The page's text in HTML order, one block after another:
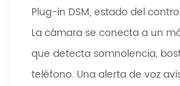
Plug-in DSM, estado del
La cámara se conecta a un
que detecta somnolencia,
teléfono. Una alerta de voz